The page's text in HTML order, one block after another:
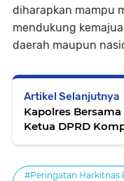
diharapkan mampu
mendukung
daerah maupun
Artikel Selanjutnya
Kapolres
Ketua DPRD
#Peringatan Harkitnas